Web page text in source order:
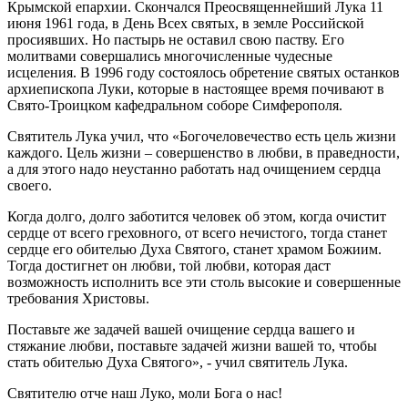
Крымской епархии. Скончался Преосвященнейший Лука 11
июня 1961 года, в День Всех святых, в земле Российской
просиявших. Но пастырь не оставил свою паству. Его
молитвами совершались многочисленные чудесные
исцеления. В 1996 году состоялось обретение святых останков
архиепископа Луки, которые в настоящее время почивают в
Свято-Троицком кафедральном соборе Симферополя.
Святитель Лука учил, что «Богочеловечество есть цель жизни
каждого. Цель жизни – совершенство в любви, в праведности,
а для этого надо неустанно работать над очищением сердца
своего.
Когда долго, долго заботится человек об этом, когда очистит
сердце от всего греховного, от всего нечистого, тогда станет
сердце его обителью Духа Святого, станет храмом Божиим.
Тогда достигнет он любви, той любви, которая даст
возможность исполнить все эти столь высокие и совершенные
требования Христовы.
Поставьте же задачей вашей очищение сердца вашего и
стяжание любви, поставьте задачей жизни вашей то, чтобы
стать обителью Духа Святого», - учил святитель Лука.
Святителю отче наш Луко, моли Бога о нас!